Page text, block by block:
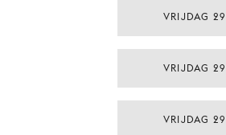
VRIJDAG 29
VRIJDAG 29
VRIJDAG 29